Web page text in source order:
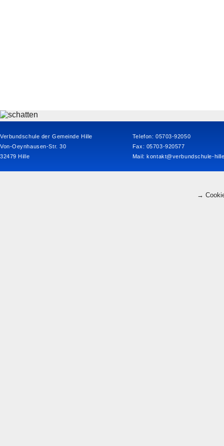
Verbundschule der Gemeinde Hille
Von-Oeynhausen-Str. 30
32479 Hille
Telefon: 05703-92050
Fax: 05703-920577
Mail:kontakt@verbundschule-
→